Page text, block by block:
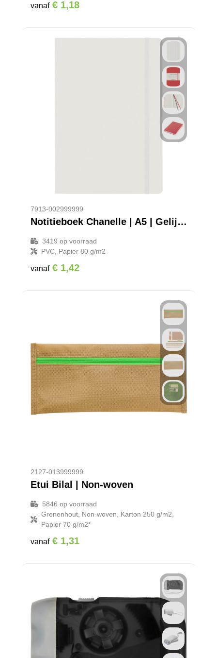
vanaf € 1,18
7913-002999999
Notitieboek Chanelle | A5 | Gelijnd
3419 op voorraad
PVC, Papier 80 g/m2
vanaf € 1,42
2127-013999999
Etui Bilal | Non-woven
5846 op voorraad
Grenenhout, Non-woven, Karton 250 g/m2,
Papier 70 g/m2*
vanaf € 1,31